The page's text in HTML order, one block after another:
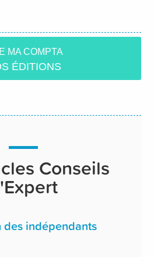
MA COMPTA
ÉDITIONS
Conseils
des indépendants